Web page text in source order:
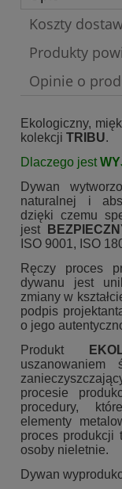
Koszty
Cena nie zawiera
Produkty
Opinie o
Ekologiczny,
kolekcji TRIBU.
Dlaczego jest
Dywan
naturalnej i
dzięki czemu
jest
ISO 9001, ISO
Ręczy proces
dywanu jest
zmiany w
podpis
o jego
Produkt
uszanowaniem
procesie
procedury,
elementy
proces produkcji
osoby nieletnie.
Dywan